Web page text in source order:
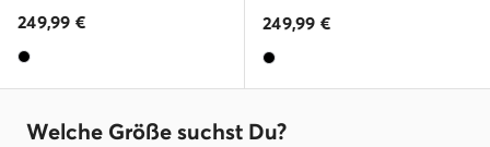
249,99 € 249,99 €
Welche Größe suchst Du?